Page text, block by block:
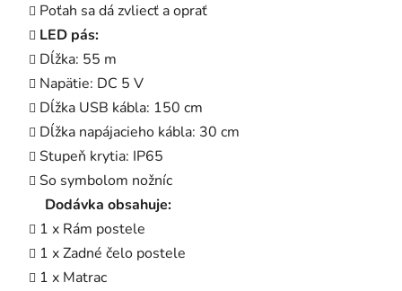
Poťah sa dá zvliecť a oprať
LED pás:
Dĺžka: 55 m
Napätie: DC 5 V
Dĺžka USB kábla: 150 cm
Dĺžka napájacieho kábla: 30 cm
Stupeň krytia: IP65
So symbolom nožníc
Dodávka obsahuje:
1 x Rám postele
1 x Zadné čelo postele
1 x Matrac